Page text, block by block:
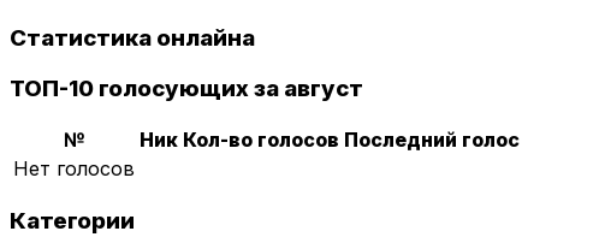
Статистика онлайна
ТОП-10 голосующих за август
№ Ник Кол-во голосов Последний голос
Нет голосов
Категории